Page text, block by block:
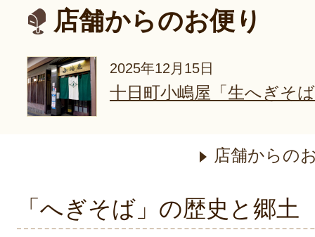
店舗からのお便り
2025年12月15日
十日町小嶋屋「生へぎそ
店舗からの
「へぎそば」の歴史と郷土